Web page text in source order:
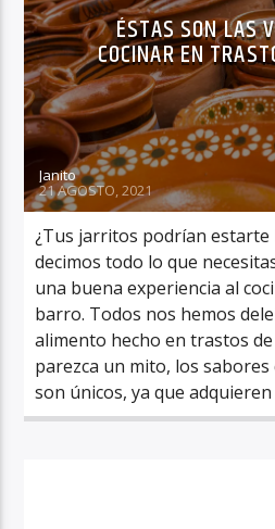
ÉSTAS SON LAS
COCINAR EN
Janito
21 AGOSTO, 2021
¿Tus jarritos podrían estarte
decimos todo lo que
una buena experiencia al
barro. Todos nos hemos
alimento hecho en trastos
parezca un mito, los
son únicos, ya que